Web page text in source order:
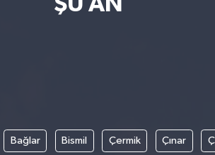
Bağlar Bismil Çermik Çınar